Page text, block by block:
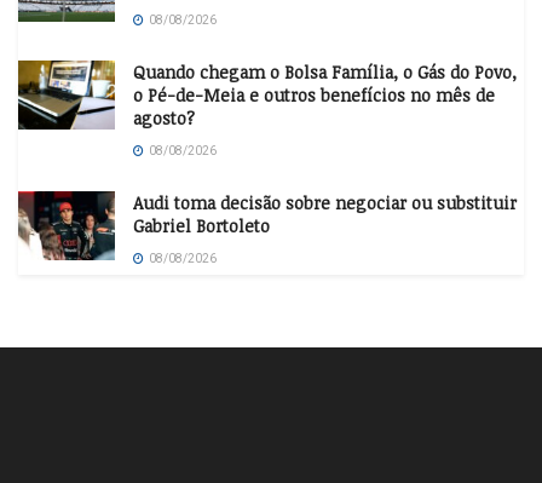
08/08/2026
Quando chegam o Bolsa Família, o Gás do Povo,
o Pé-de-Meia e outros benefícios no mês de
agosto?
08/08/2026
Audi toma decisão sobre negociar ou substituir
Gabriel Bortoleto
08/08/2026